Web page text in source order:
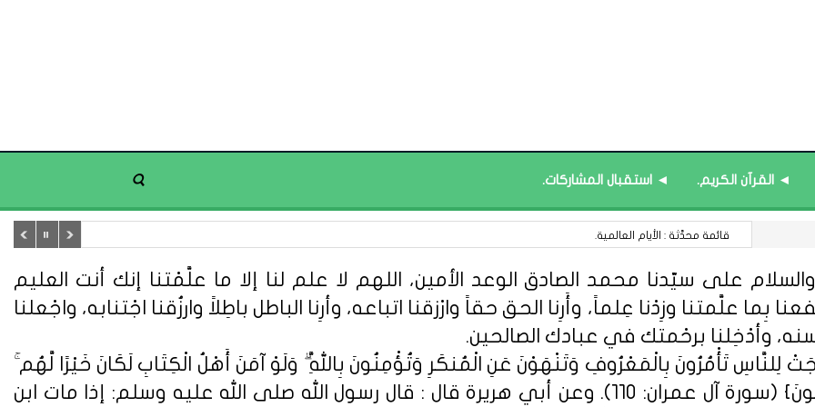
◄ القرآن الكريم. ◄ استقبال المشاركات.
قائمة محدَّثة : البرامج التدريبية.
على سيّدنا محمد الصادق الوعد الأمين، اللهم لا علم لنا إلا ما علَّمْتنا إنك أنت العليم
بِما علَّمتنا وزِدْنا عِلماً، وأَرِنا الحق حقاً وارْزقنا اتباعه، وأرِنا الباطل باطِلاً وارزُقنا اجْتنابه، واجْعلنا
وأدْخِلنا برحْمتك في عبادك الصالحين.
لِلنَّاسِ تَأْمُرُونَ بِالْمَعْرُوفِ وَتَنْهَوْنَ عَنِ الْمُنكَرِ وَتُؤْمِنُونَ بِاللَّهِ ۗ وَلَوْ آمَنَ أَهْلُ الْكِتَابِ لَكَانَ خَيْرًا لَّهُم
مِّنْهُمُ الْمُؤْمِنُونَ وَأَكْثَرُهُمُ الْفَاسِقُونَ} (سورة آل عمران: 110). وعن أبي هريرة قال : قال رسول الله صلى الله عليه وسلم: إذا مات ابن